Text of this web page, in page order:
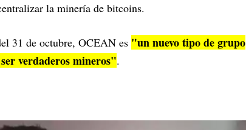
la minería de bitcoins.
31 de octubre, OCEAN es "un nuevo tipo de grupo
verdaderos mineros".